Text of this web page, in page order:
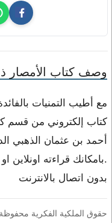
وصف كتاب الأمصار
مع أطيب التمنيات
كتاب إلكتروني من قسم
أحمد بن عثمان الذهبي
.بامكانك قراءته
بدون اتصال بالانترنت
حقوق الملكية الفكرية محفوظة